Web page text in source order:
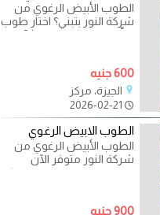
الطوب الأبيض الرغوي من
شركة النور بتبني؟ اختار طوب
يوفّرلك في كل مرحلة! ?
600 جنيه
الجيزة، مركز
2026-02-21
الطوب الابيض الرغوي
الطوب الأبيض الرغوي من
شركة النور متوفر الآن
بمقاسات مختلفة تناسب كل
900 جنيه